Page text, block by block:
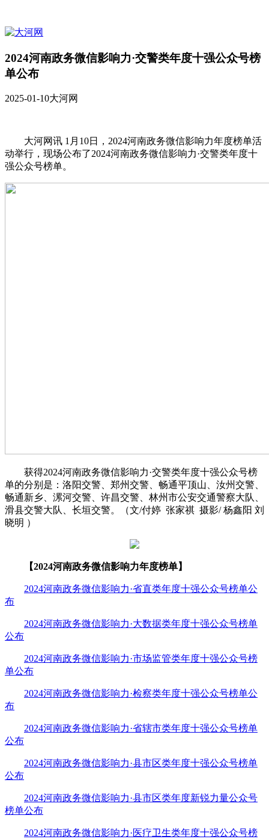
2024河南政务微信影响力·交警类年度十强公众号榜
单公布
2025-01-10大河网
大河网讯 1月10日，2024河南政务微信影响力年度榜单活
动举行，现场公布了2024河南政务微信影响力·交警类年度十
强公众号榜单。
获得2024河南政务微信影响力·交警类年度十强公众号榜
单的分别是：洛阳交警、郑州交警、畅通平顶山、汝州交警、
畅通新乡、漯河交警、许昌交警、林州市公安交通警察大队、
滑县交警大队、长垣交警。（文/付婷 张家祺 摄影/ 杨鑫阳 刘
晓明 ）
【2024河南政务微信影响力年度榜单】
2024河南政务微信影响力·省直类年度十强公众号榜单公
布
2024河南政务微信影响力·大数据类年度十强公众号榜单
公布
2024河南政务微信影响力·市场监管类年度十强公众号榜
单公布
2024河南政务微信影响力·检察类年度十强公众号榜单公
布
2024河南政务微信影响力·省辖市类年度十强公众号榜单
公布
2024河南政务微信影响力·县市区类年度十强公众号榜单
公布
2024河南政务微信影响力·县市区类年度新锐力量公众号
榜单公布
2024河南政务微信影响力·医疗卫生类年度十强公众号榜